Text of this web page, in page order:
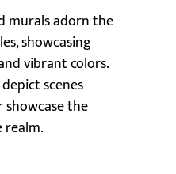
murals adorn the
showcasing
vibrant colors.
scenes
the